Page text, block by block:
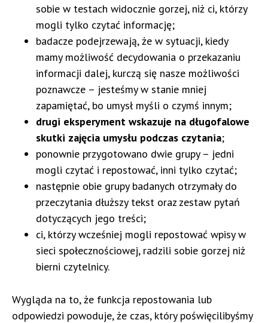
sobie w testach widocznie gorzej, niż ci, którzy
mogli tylko czytać informację;
badacze podejrzewają, że w sytuacji, kiedy
mamy możliwość decydowania o przekazaniu
informacji dalej, kurczą się nasze możliwości
poznawcze – jesteśmy w stanie mniej
zapamiętać, bo umysł myśli o czymś innym;
drugi eksperyment wskazuje na długofalowe
skutki zajęcia umysłu podczas czytania;
ponownie przygotowano dwie grupy – jedni
mogli czytać i repostować, inni tylko czytać;
następnie obie grupy badanych otrzymały do
przeczytania dłuższy tekst oraz zestaw pytań
dotyczących jego treści;
ci, którzy wcześniej mogli repostować wpisy w
sieci społecznościowej, radzili sobie gorzej niż
bierni czytelnicy.
Wygląda na to, że funkcja repostowania lub
odpowiedzi powoduje, że czas, który poświęcilibyśmy